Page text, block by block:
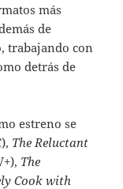
más
de
trabajando con
detrás de
estreno se
The Reluctant
The
Cook with